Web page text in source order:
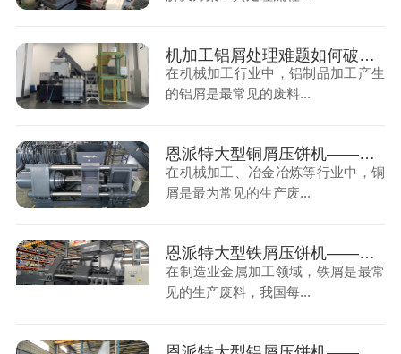
机加工铝屑处理难题如何破？恩派特铝屑压块机给你答案！
在机械加工行业中，铝制品加工产生
的铝屑是最常见的废料...
恩派特大型铜屑压饼机——高产能、低能耗，重塑铜屑处理新格局！
在机械加工、冶金冶炼等行业中，铜
屑是最为常见的生产废...
恩派特大型铁屑压饼机——高产能，低能耗，金属废料处理新标杆！
在制造业金属加工领域，铁屑是最常
见的生产废料，我国每...